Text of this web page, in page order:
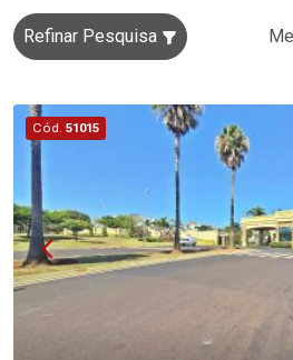
Refinar Pesquisa
Cód. 51015